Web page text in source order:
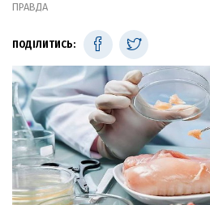
ПРАВДА
ПОДІЛИТИСЬ: